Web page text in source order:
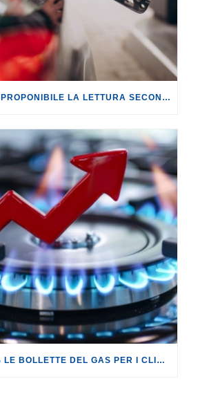
BENZINA: IMPROPONIBILE LA LETTURA SECONDO CUI PROROGARE IL TAGLIO DELLE ACCISE SIGNIFICA TASSARE TUTTI I CITTADINI.
GAS: +19,2% LE BOLLETTE DEL GAS PER I CLIENTI IN SERVIZIO DI VULNERABILITÀ.